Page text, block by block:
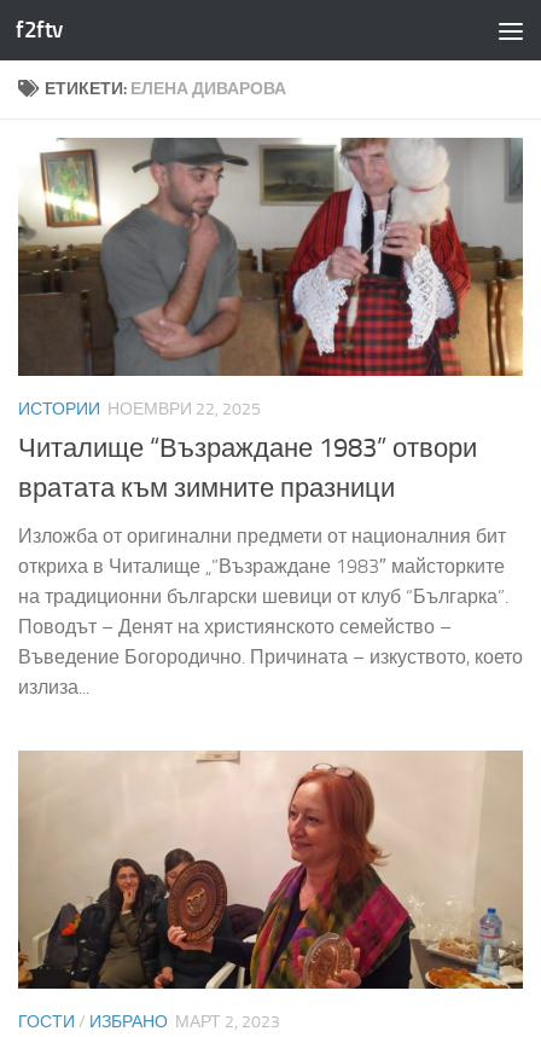
Към съдържанието
f2ftv
ЕТИКЕТИ: ЕЛЕНА ДИВАРОВА
ИСТОРИИ НОЕМВРИ 22, 2025
Читалище “Възраждане 1983” отвори
вратата към зимните празници
Изложба от оригинални предмети от националния бит
откриха в Читалище „”Възраждане 1983″ майсторките
на традиционни български шевици от клуб “Българка”.
Поводът – Денят на християнското семейство –
Въведение Богородично. Причината – изкуството, което
излиза...
ГОСТИ / ИЗБРАНО МАРТ 2, 2023